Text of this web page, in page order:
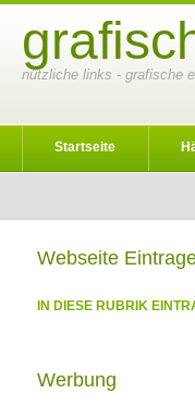
nützliche links - grafische
Startseite
Webseite
IN DIESE RUBRIK
Werbung